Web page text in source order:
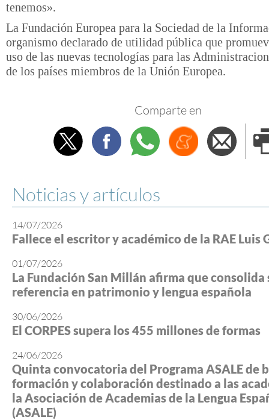
tenemos».
La Fundación Europea para la Sociedad de la
organismo declarado de utilidad pública que
uso de las nuevas tecnologías para las
de los países miembros de la Unión Europea.
Comparte en
TwitterFacebookWhatsappMenéame
Noticias y artículos
14/07/2026
Fallece el escritor y académico de la RAE Luis
01/07/2026
La Fundación San Millán afirma que consolida
referencia en patrimonio y lengua española
30/06/2026
El CORPES supera los 455 millones de formas
24/06/2026
Quinta convocatoria del Programa ASALE de
formación y colaboración destinado a las
la Asociación de Academias de la Lengua
(ASALE)